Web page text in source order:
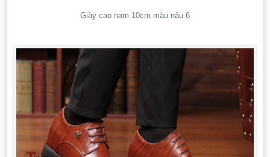
Giày cao nam 10cm màu nâu 6